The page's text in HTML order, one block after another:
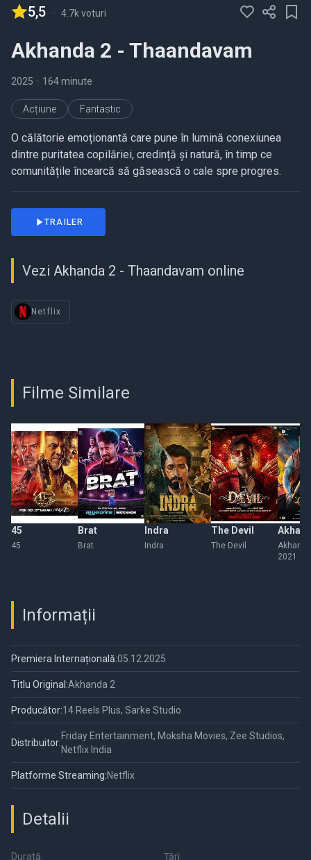
5,5 - 4.7k voturi
Akhanda 2 - Thaandavam
2025 • 164 minute
Acțiune Fantastic
O călătorie emoționantă care pune în lumină conexiunea
dintre puritatea copilăriei, credință și natură, în timp ce
comunitățile încearcă să găsească o cale spre progres.
TRAILER
Vezi Akhanda 2 - Thaandavam online
Netflix
Filme Similare
45
45
Brat
Brat
Indra
Indra
The Devil
The Devil
Akhanda
2021
Informații
Premiera Internațională:05.12.2025
Titlu Original:Akhanda 2
Producător:14 Reels Plus, Sarke Studio
Distribuitor:
Friday Entertainment, Moksha Movies, Zee Studios,
Netflix India
Platforme Streaming:Netflix
Detalii
Durată: Țări: